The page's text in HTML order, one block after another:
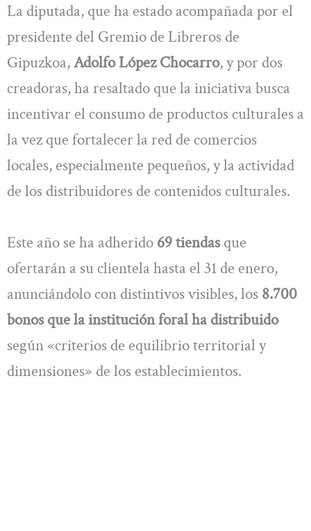
La diputada, que ha estado acompañada por el
presidente del Gremio de Libreros de
Gipuzkoa,Adolfo López Chocarro, y por dos
creadoras, ha resaltado que la iniciativa busca
incentivar el consumo de productos culturales a
la vez que fortalecer la red de comercios
locales, especialmente pequeños, y la actividad
de los distribuidores de contenidos culturales.
Este año se ha adherido 69 tiendasque
ofertarán a su clientela hasta el 31 de enero,
anunciándolo con distintivos visibles, los 8.700
bonos que la institución foral ha distribuido
según «criterios de equilibrio territorial y
dimensiones» de los establecimientos.